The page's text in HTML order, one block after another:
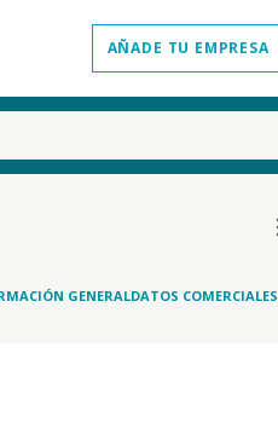
AÑADE TU EMPRESA
GENERALDATOS COMERCIALES